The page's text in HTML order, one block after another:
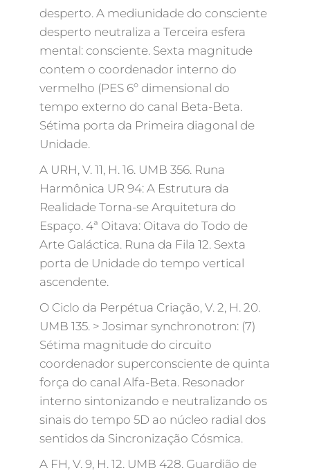
desperto. A mediunidade do consciente
desperto neutraliza a Terceira esfera
mental: consciente. Sexta magnitude
contem o coordenador interno do
vermelho (PES 6º dimensional do
tempo externo do canal Beta-Beta.
Sétima porta da Primeira diagonal de
Unidade.
A URH, V. 11, H. 16. UMB 356. Runa
Harmônica UR 94: A Estrutura da
Realidade Torna-se Arquitetura do
Espaço. 4ª Oitava: Oitava do Todo de
Arte Galáctica. Runa da Fila 12. Sexta
porta de Unidade do tempo vertical
ascendente.
O Ciclo da Perpétua Criação, V. 2, H. 20.
UMB 135. > Josimar synchronotron: (7)
Sétima magnitude do circuito
coordenador superconsciente de quinta
força do canal Alfa-Beta. Resonador
interno sintonizando e neutralizando os
sinais do tempo 5D ao núcleo radial dos
sentidos da Sincronização Cósmica.
A FH, V. 9, H. 12. UMB 428. Guardião de